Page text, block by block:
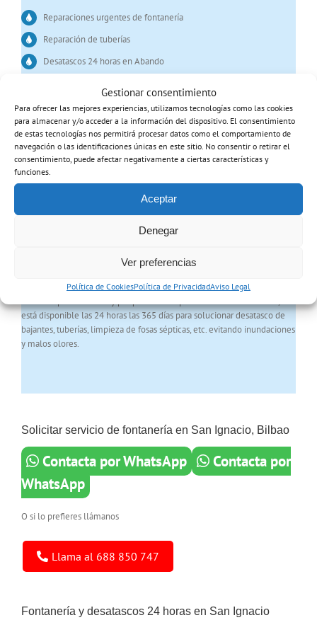
Gestionar consentimiento
Para ofrecer las mejores experiencias, utilizamos tecnologías como las cookies
para almacenar y/o acceder a la información del dispositivo. El consentimiento
de estas tecnologías nos permitirá procesar datos como el comportamiento de
navegación o las identificaciones únicas en este sitio. No consentir o retirar el
consentimiento, puede afectar negativamente a ciertas características y
funciones.
Aceptar
Denegar
Ver preferencias
Política de CookiesPolítica de PrivacidadAviso Legal
Reparaciones urgentes de fontanería
Reparación de tuberías
Desatascos 24 horas en Abando
Achiques de agua
Mantenimiento de instalaciones de fontanería
Desatascos 24 horas en San Ignacio, Bilbao
desatascos menores, prestamos servicios de desatascos 24 horas para
hogares, y comunidades. Disponemos de un equipo de desatascos
combinado de aspiración y agua a presión para solucionar atascos y
equipos de desatascos, son capaces de solucionar atascos de la red de
está disponible las 24 horas las 365 días para solucionar desatasco de
bajantes, tuberías, limpieza de fosas sépticas, etc. evitando inundaciones
y malos olores.
Solicitar servicio de fontanería en San Ignacio, Bilbao
Contacta por WhatsApp
Contacta por
WhatsApp
O si lo prefieres llámanos
Llama al 688 850 747
Fontanería y desatascos 24 horas en San Ignacio